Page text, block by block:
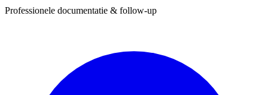
Professionele documentatie & follow-up